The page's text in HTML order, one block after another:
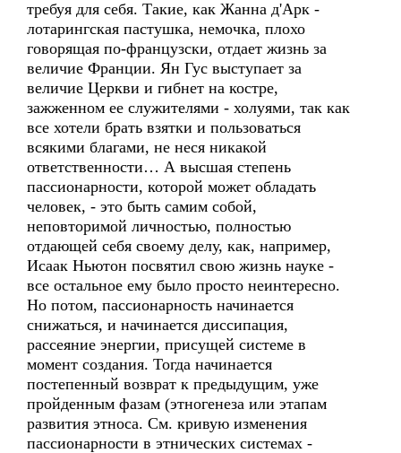
требуя для себя. Такие, как Жанна д'Арк -
лотарингская пастушка, немочка, плохо
говорящая по-французски, отдает жизнь за
величие Франции. Ян Гус выступает за
величие Церкви и гибнет на костре,
зажженном ее служителями - холуями, так как
все хотели брать взятки и пользоваться
всякими благами, не неся никакой
ответственности… А высшая степень
пассионарности, которой может обладать
человек, - это быть самим собой,
неповторимой личностью, полностью
отдающей себя своему делу, как, например,
Исаак Ньютон посвятил свою жизнь науке -
все остальное ему было просто неинтересно.
Но потом, пассионарность начинается
снижаться, и начинается диссипация,
рассеяние энергии, присущей системе в
момент создания. Тогда начинается
постепенный возврат к предыдущим, уже
пройденным фазам (этногенеза или этапам
развития этноса. См. кривую изменения
пассионарности в этнических системах -